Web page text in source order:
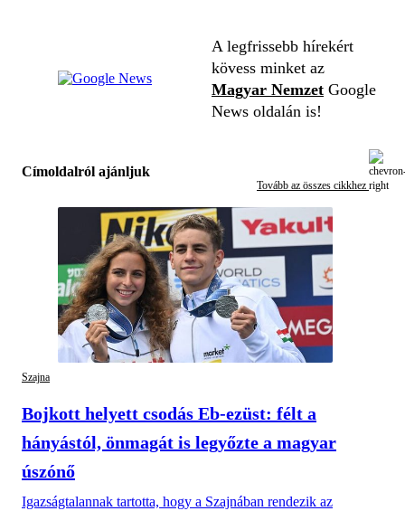
A legfrissebb hírekért
kövess minket az
Magyar Nemzet Google
News oldalán is!
Címoldalról ajánljuk
Tovább az összes cikkhez
Szajna
Bojkott helyett csodás Eb-ezüst: félt a
hányástól, önmagát is legyőzte a magyar
úszónő
Igazságtalannak tartotta, hogy a Szajnában rendezik az